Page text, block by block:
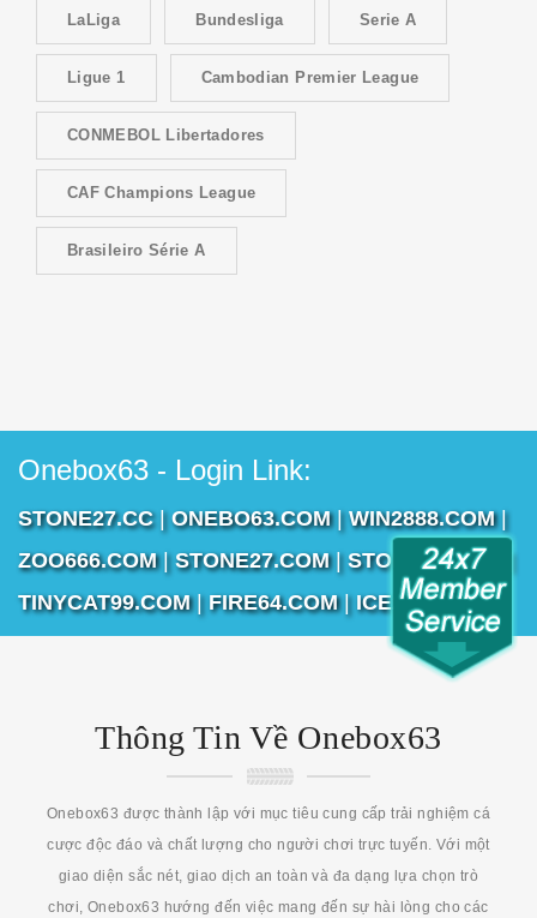
LaLiga Bundesliga Serie A
Ligue 1 Cambodian Premier League
CONMEBOL Libertadores
CAF Champions League
Brasileiro Série A
Onebox63 - Login Link:
STONE27.CC|ONEBO63.COM|WIN2888.COM|
ZOO666.COM|STONE27.COM|STONE16.COM
TINYCAT99.COM| FIRE64.COM| ICE255.COM
Thông Tin Về Onebox63
Onebox63 được thành lập với mục tiêu cung cấp trải nghiệm cá
cược độc đáo và chất lượng cho người chơi trực tuyến. Với một
giao diện sắc nét, giao dịch an toàn và đa dạng lựa chọn trò
chơi, Onebox63 hướng đến việc mang đến sự hài lòng cho các